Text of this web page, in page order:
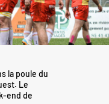
la poule du
Le
end de